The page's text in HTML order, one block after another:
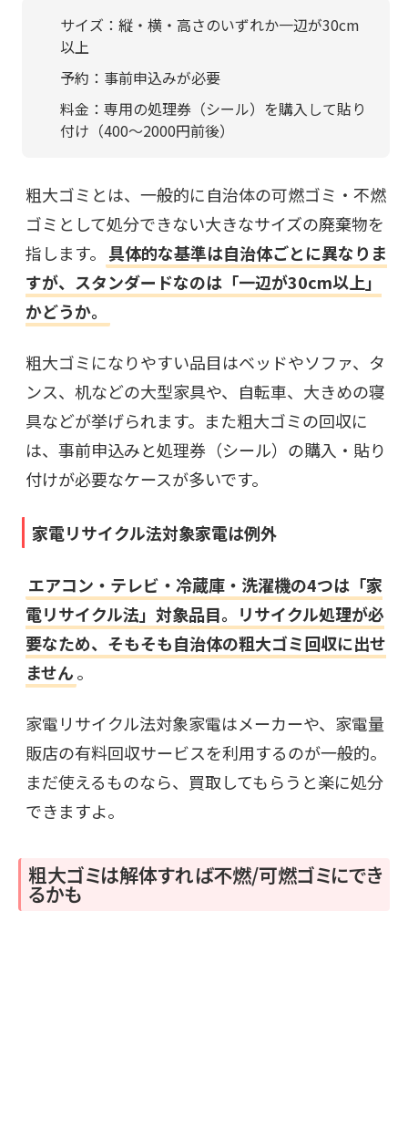
サイズ： 縦・横・高さのいずれか一辺が30cm
以上
予約：事前申込みが必要
料金：専用の処理券（シール）を購入して貼り
付け（400〜2000円前後）
粗大ゴミとは、一般的に自治体の可燃ゴミ・不燃
ゴミとして処分できない大きなサイズの廃棄物を
指します。 具体的な基準は自治体ごとに異なりま
すが、スタンダードなのは「一辺が30cm以上」
かどうか。
粗大ゴミになりやすい品目はベッドやソファ、タ
ンス、机などの大型家具や、自転車、大きめの寝
具などが挙げられます。また粗大ゴミの回収に
は、事前申込みと処理券（シール）の購入・貼り
付けが必要なケースが多いです。
家電リサイクル法対象家電は例外
エアコン・テレビ・冷蔵庫・洗濯機の4つは「家
電リサイクル法」対象品目。リサイクル処理が必
要なため、そもそも自治体の粗大ゴミ回収に出せ
ません。
家電リサイクル法対象家電はメーカーや、家電量
販店の有料回収サービスを利用するのが一般的。
まだ使えるものなら、買取してもらうと楽に処分
できますよ。
粗大ゴミは解体すれば不燃/可燃ゴミにでき
るかも